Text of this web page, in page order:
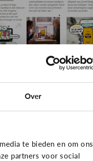
Over
te bieden en om ons
partners voor social
het kwaad dat
kind